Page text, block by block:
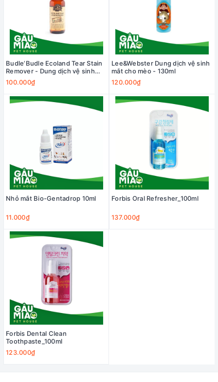
Budle’Budle Ecoland Tear Stain
Remover - Dung dịch vệ sinh
mắt cho chó - 120ml
100.000₫
Lee&Webster Dung dịch vệ sinh
mắt cho mèo - 130ml
120.000₫
Nhỏ mắt Bio-Gentadrop 10ml
11.000₫
Forbis Oral Refresher_100ml
137.000₫
Forbis Dental Clean
Toothpaste_100ml
123.000₫